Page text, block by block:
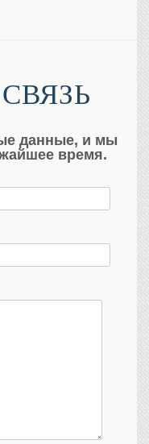
данные, и мы
время.